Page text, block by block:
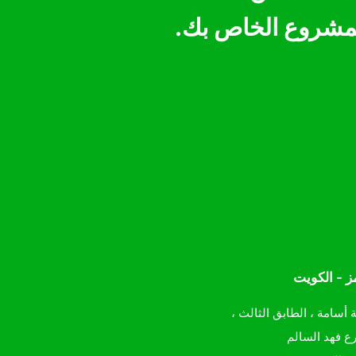
الخاص بك.
- الكويت
أسامة ، الطابق الثالث ،
فهد السالم